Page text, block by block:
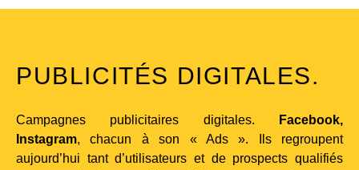
PUBLICITÉS DIGITALES.
Campagnes publicitaires digitales.
Facebook,
Instagram, chacun à son « Ads ». Ils regroupent
aujourd’hui tant d’utilisateurs et de prospects qualifiés